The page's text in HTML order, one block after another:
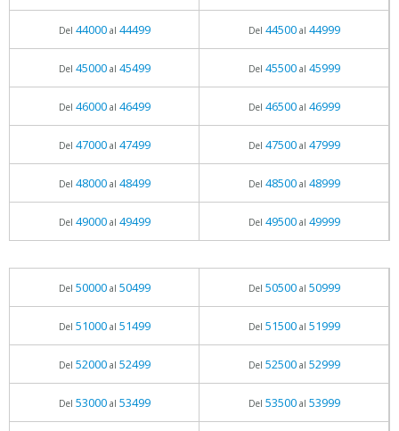
Del 44000al 44499 Del 44500al 44999
Del 45000al 45499 Del 45500al 45999
Del 46000al 46499 Del 46500al 46999
Del 47000al 47499 Del 47500al 47999
Del 48000al 48499 Del 48500al 48999
Del 49000al 49499 Del 49500al 49999
Del 50000al 50499 Del 50500al 50999
Del 51000al 51499 Del 51500al 51999
Del 52000al 52499 Del 52500al 52999
Del 53000al 53499 Del 53500al 53999